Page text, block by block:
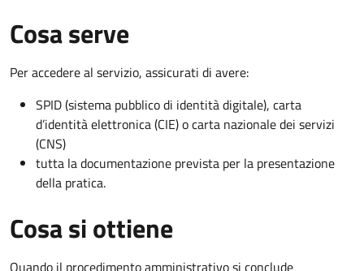
Cosa serve
Per accedere al servizio, assicurati di avere:
SPID (sistema pubblico di identità digitale), carta
d’identità elettronica (CIE) o carta nazionale dei servizi
(CNS)
tutta la documentazione prevista per la presentazione
della pratica.
Cosa si ottiene
Quando il procedimento amministrativo si conclude